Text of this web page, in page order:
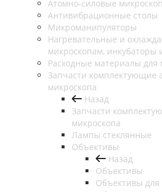
Атомно-силовые
Антивибрационные столы
Микроманипуляторы
Нагревательные и
микроскопам, инкубаторы
Расходные материалы для
Запчасти комплектующие
микроскопа
Назад
Запчасти
микроскопа
Лампы стеклянные
Объективы
Назад
Объективы
Объективы